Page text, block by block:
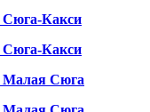
Сюга-Какси
Сюга-Какси
Малая Сюга